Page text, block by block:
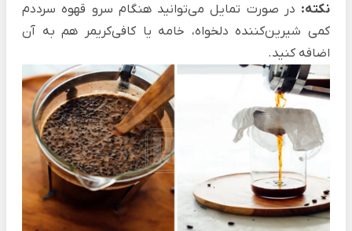
نکته: در صورت تمایل می‌توانید هنگام سرو قهوه سرددم
کمی شیرین‌کننده دلخواه، خامه یا کافی‌کریمر هم به آن
اضافه کنید.